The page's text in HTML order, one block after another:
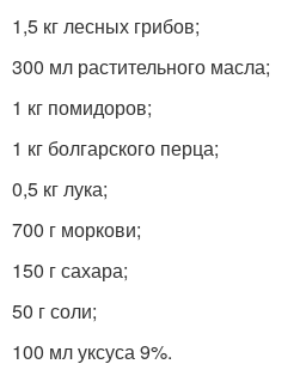
1,5 кг лесных грибов;
300 мл растительного масла;
1 кг помидоров;
1 кг болгарского перца;
0,5 кг лука;
700 г моркови;
150 г сахара;
50 г соли;
100 мл уксуса 9%.